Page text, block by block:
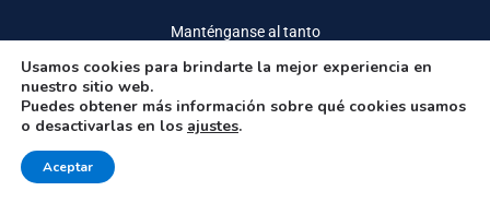
Manténganse al tanto
Usamos cookies para brindarte la mejor experiencia en
nuestro sitio web.
Puedes obtener más información sobre qué cookies usamos
o desactivarlas en los ajustes.
Aceptar